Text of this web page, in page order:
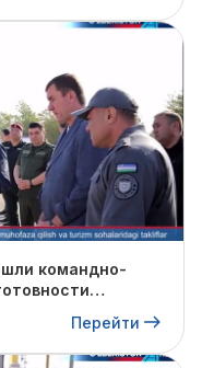
командно-
Перейти